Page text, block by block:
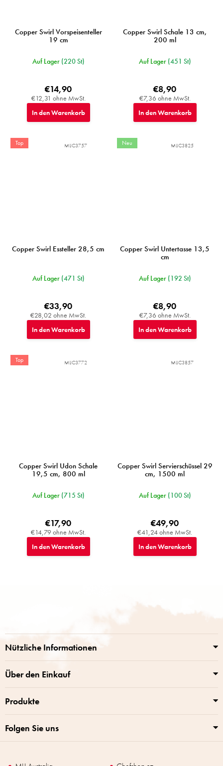
Copper Swirl Vorspeisenteller
19 cm
Auf Lager (220 St)
€12,31 ohne MwSt.
€14,90
In den Warenkorb
Copper Swirl Schale 13 cm,
200 ml
Auf Lager (451 St)
€7,36 ohne MwSt.
€8,90
In den Warenkorb
Top
Copper Swirl Essteller 28,5 cm
Auf Lager (471 St)
€28,02 ohne MwSt.
€33,90
In den Warenkorb
MIJC3757 Neu
Copper Swirl Untertasse 13,5
cm
Auf Lager (192 St)
€7,36 ohne MwSt.
€8,90
In den Warenkorb
MIJC3825
Top
Copper Swirl Udon Schale
19,5 cm, 800 ml
Auf Lager (715 St)
€14,79 ohne MwSt.
€17,90
In den Warenkorb
MIJC3772
Copper Swirl Servierschüssel 29
cm, 1500 ml
Auf Lager (100 St)
€41,24 ohne MwSt.
€49,90
In den Warenkorb
MIJC3857
Nützliche Informationen
Über den Einkauf
Produkte
Folgen Sie uns